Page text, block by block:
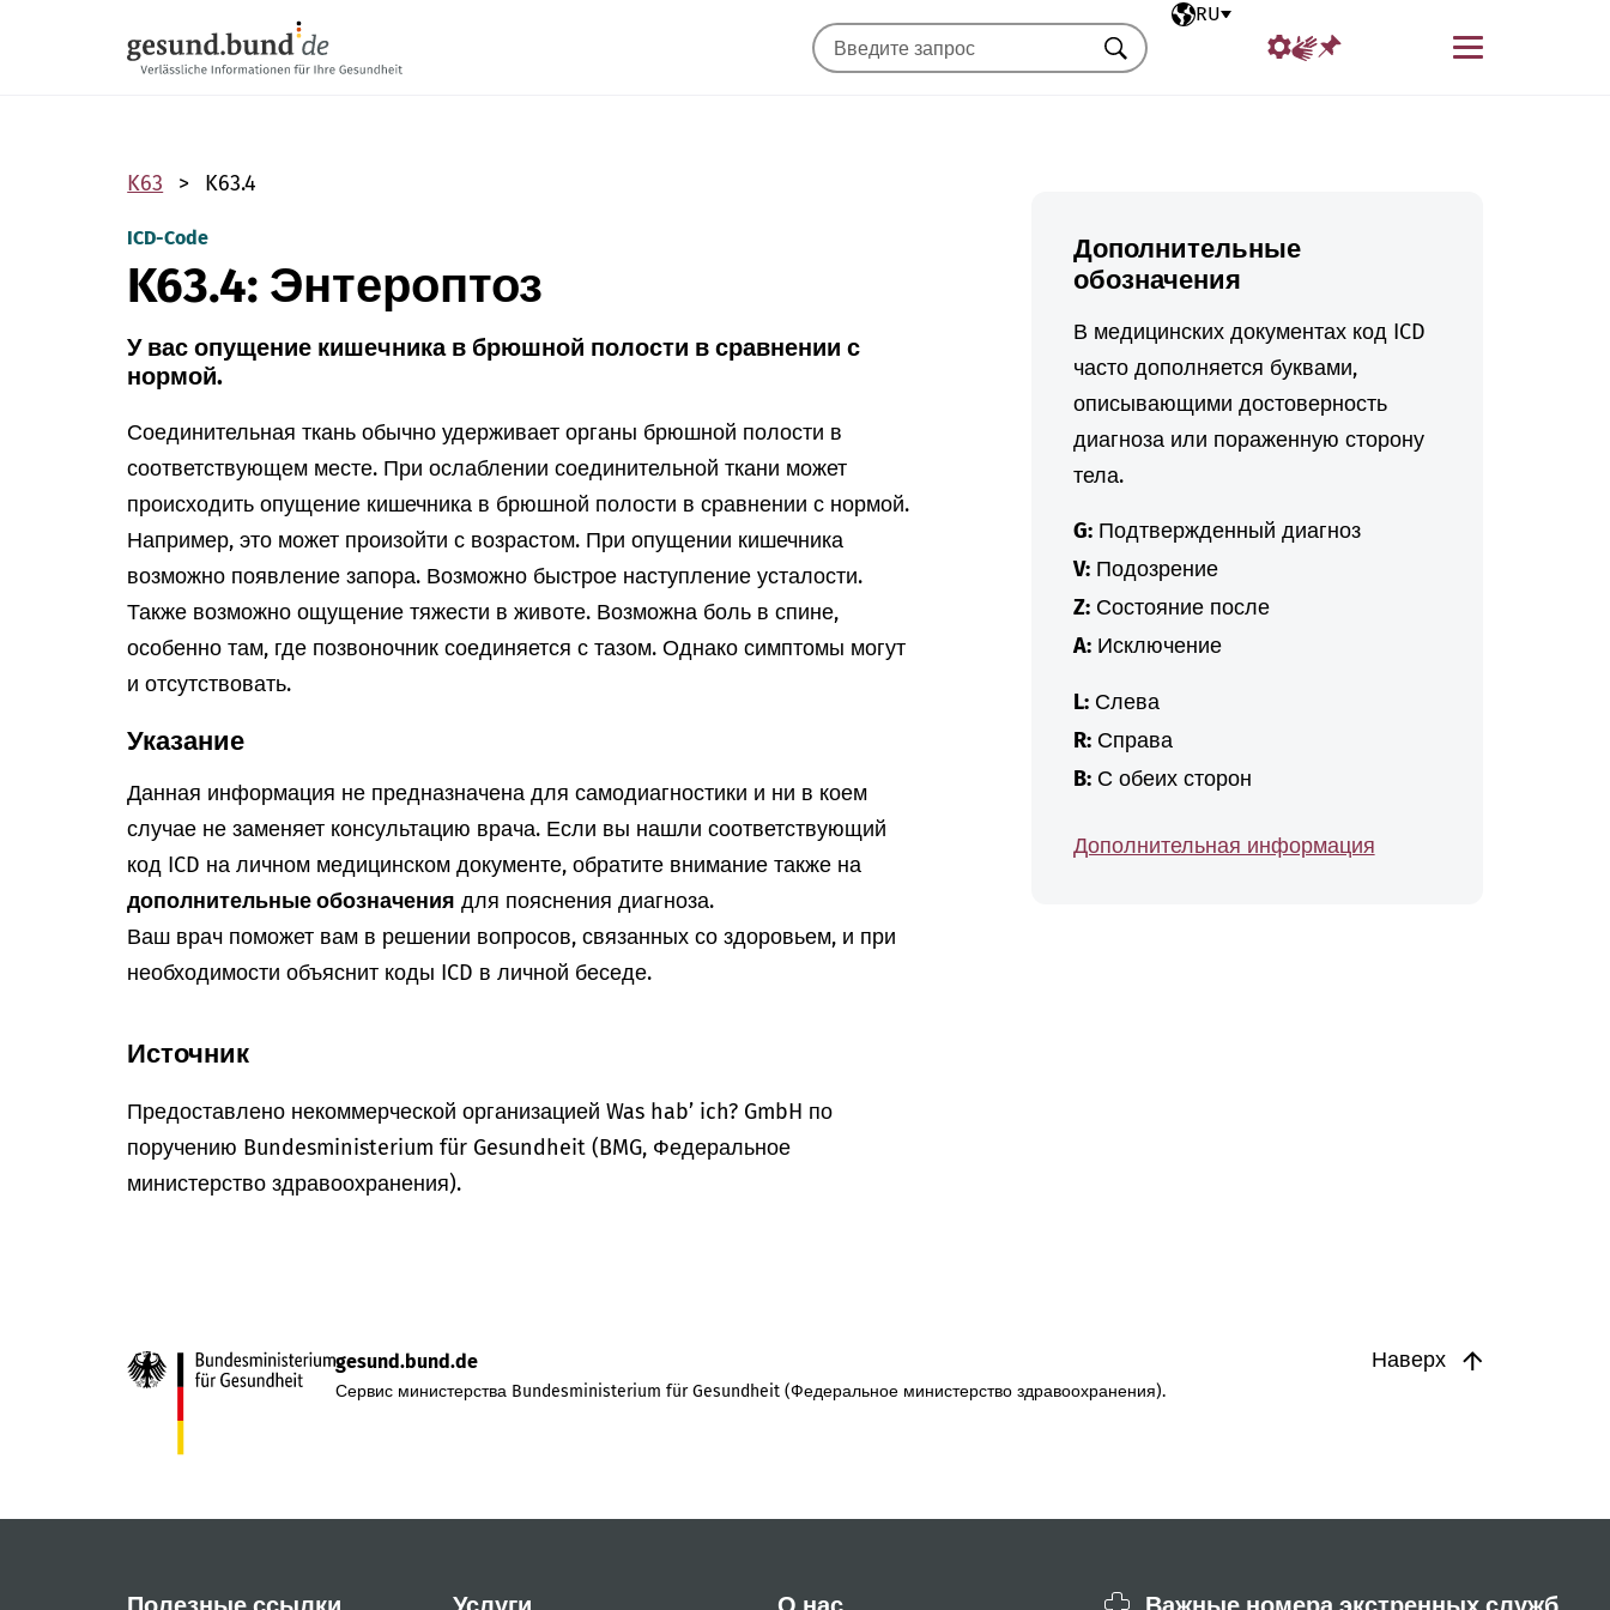
Выбранный язык
RU
Меню
Искать
K63 K63.4
ICD-Code
K63.4: Энтероптоз
У вас опущение кишечника в брюшной полости в сравнении с
нормой.
Соединительная ткань обычно удерживает органы брюшной полости в
соответствующем месте. При ослаблении соединительной ткани может
происходить опущение кишечника в брюшной полости в сравнении с нормой.
Например, это может произойти с возрастом. При опущении кишечника
возможно появление запора. Возможно быстрое наступление усталости.
Также возможно ощущение тяжести в животе. Возможна боль в спине,
особенно там, где позвоночник соединяется с тазом. Однако симптомы могут
и отсутствовать.
Указание
Данная информация не предназначена для самодиагностики и ни в коем
случае не заменяет консультацию врача. Если вы нашли соответствующий
код ICD на личном медицинском документе, обратите внимание также на
дополнительные обозначения для пояснения диагноза.
Ваш врач поможет вам в решении вопросов, связанных со здоровьем, и при
необходимости объяснит коды ICD в личной беседе.
Источник
Предоставлено некоммерческой организацией Was hab’ ich? GmbH по
поручению Bundesministerium für Gesundheit (BMG, Федеральное
министерство здравоохранения).
Дополнительные
обозначения
В медицинских документах код ICD
часто дополняется буквами,
описывающими достоверность
диагноза или пораженную сторону
тела.
G:Подтвержденный диагноз
V:Подозрение
Z:Состояние после
A:Исключение
L:Слева
R:Справа
B:С обеих сторон
Дополнительная информация
Наверх
gesund.bund.de
Сервис министерства Bundesministerium für Gesundheit (Федеральное министерство здравоохранения).